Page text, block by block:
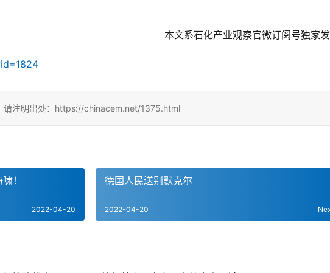
本文系石化产业观察官微订阅号独家
请注明出处：https://chinacem.net/1375.html
！
2022-04-20
德国人民送别默克尔
2022-04-20